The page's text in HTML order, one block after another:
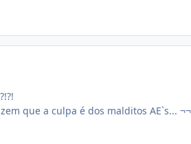
que a culpa é dos malditos AE`s...